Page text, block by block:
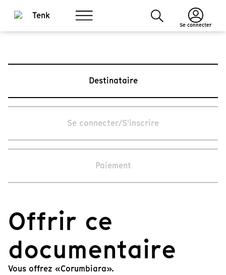
Se connecter
Destinataire
Se connecter/S'inscrire
Paiement
Offrir ce
documentaire
Vous offrez «Corumbiara».